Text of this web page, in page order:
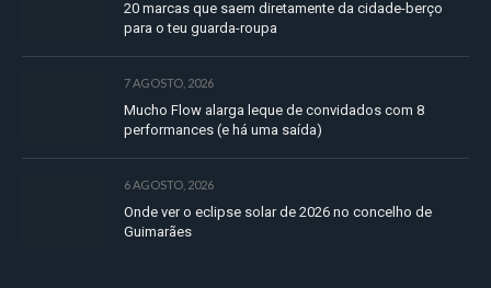
20 marcas que saem diretamente da cidade-berço
para o teu guarda-roupa
7 AGOSTO, 2026
Mucho Flow alarga leque de convidados com 8
performances (e há uma saída)
6 AGOSTO, 2026
Onde ver o eclipse solar de 2026 no concelho de
Guimarães